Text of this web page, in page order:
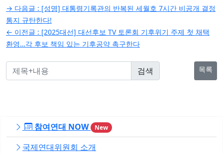
글
탐
색
→ 다음글 : [성명] 대통령기록관의 반복된 세월호 7시간 비공개 결정
통지 규탄한다!
← 이전글 : [2025대선] 대선후보 TV 토론회 기후위기 주제 첫 채택
환영…각 후보 책임 있는 기후공약 촉구한다
목록
참여연대 NOW New
국제연대위원회 소개